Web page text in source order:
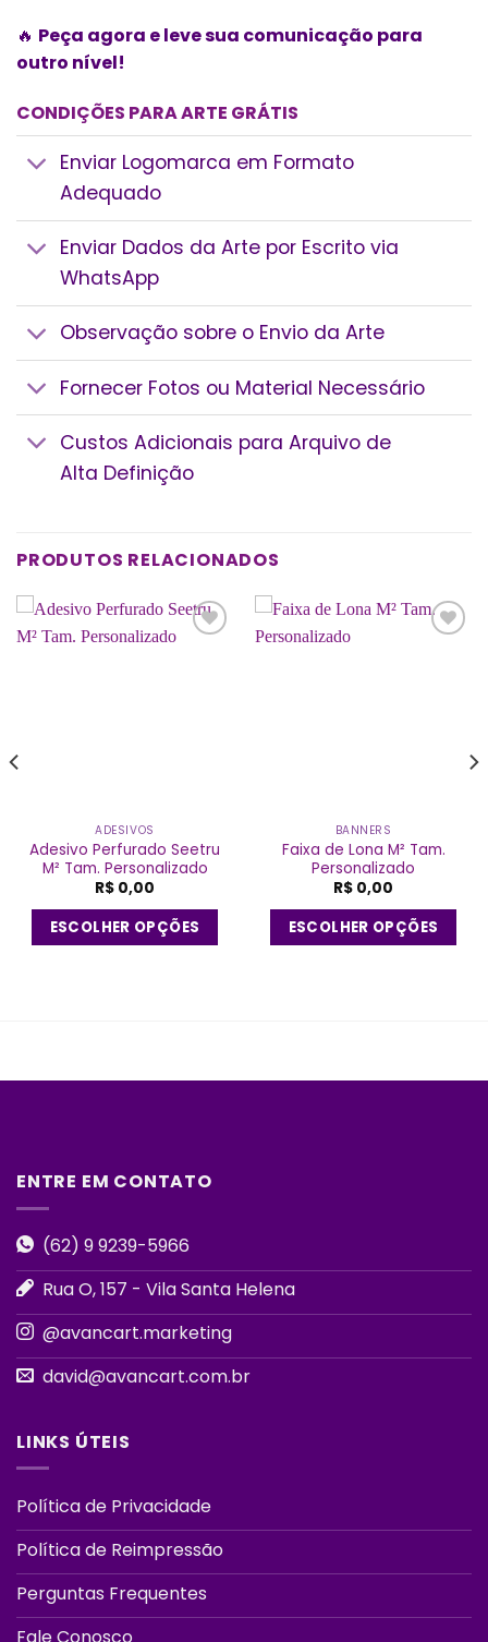
🔥 Peça agora e leve sua comunicação para
outro nível!
CONDIÇÕES PARA ARTE GRÁTIS
Enviar Logomarca em Formato
Adequado
Enviar Dados da Arte por Escrito via
WhatsApp
Observação sobre o Envio da Arte
Fornecer Fotos ou Material Necessário
Custos Adicionais para Arquivo de
Alta Definição
PRODUTOS RELACIONADOS
ADESIVOS
Adesivo Perfurado Seetru
M² Tam. Personalizado
R$ 0,00
ESCOLHER OPÇÕES
BANNERS
Faixa de Lona M² Tam.
Personalizado
R$ 0,00
ESCOLHER OPÇÕES
ENTRE EM CONTATO
(62) 9 9239-5966
Rua O, 157 - Vila Santa Helena
@avancart.marketing
david@avancart.com.br
LINKS ÚTEIS
Política de Privacidade
Política de Reimpressão
Perguntas Frequentes